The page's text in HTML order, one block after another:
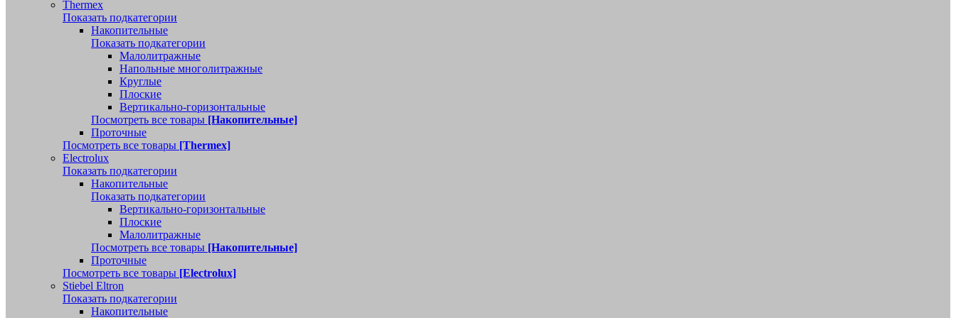
Thermex
Показать подкатегории
Накопительные
Показать подкатегории
Малолитражные
Напольные многолитражные
Круглые
Плоские
Вертикально-горизонтальные
Посмотреть все товары [Накопительные]
Проточные
Посмотреть все товары [Thermex]
Electrolux
Показать подкатегории
Накопительные
Показать подкатегории
Вертикально-горизонтальные
Плоские
Малолитражные
Посмотреть все товары [Накопительные]
Проточные
Посмотреть все товары [Electrolux]
Stiebel Eltron
Показать подкатегории
Накопительные